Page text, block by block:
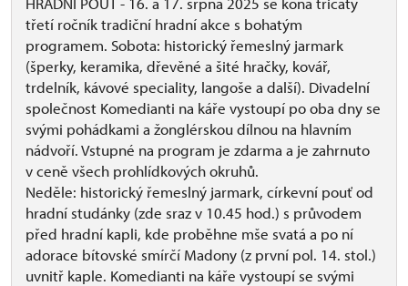
třetí ročník tradiční hradní akce s bohatým
programem. Sobota: historický řemeslný jarmark
(šperky, keramika, dřevěné a šité hračky, kovář,
trdelník, kávové speciality, langoše a další). Divadelní
společnost Komedianti na káře vystoupí po oba dny se
svými pohádkami a žonglérskou dílnou na hlavním
nádvoří. Vstupné na program je zdarma a je zahrnuto
v ceně všech prohlídkových okruhů.
Neděle: historický řemeslný jarmark, církevní pouť od
hradní studánky (zde sraz v 10.45 hod.) s průvodem
před hradní kapli, kde proběhne mše svatá a po ní
adorace bítovské smírčí Madony (z první pol. 14. stol.)
uvnitř kaple. Komedianti na káře vystoupí se svými